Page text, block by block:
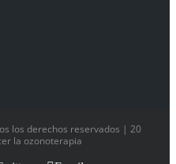
los derechos reservados | 20
la ozonoterapia